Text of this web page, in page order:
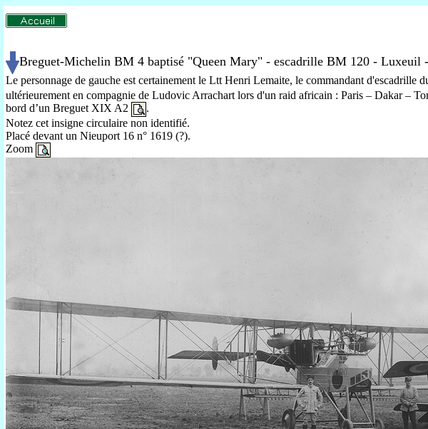
Breguet-Michelin BM 4 baptisé "Queen Mary" - escadrille BM 120 - Luxeuil
Le personnage de gauche est certainement le Ltt Henri Lemaite, le commandant d'escadrille
ultérieurement en compagnie de Ludovic Arrachart lors d'un raid africain : Paris – Dakar –
bord d’un Breguet XIX A2
.
Notez cet insigne circulaire non identifié.
Placé devant un Nieuport 16 n° 1619 (?).
Zoom